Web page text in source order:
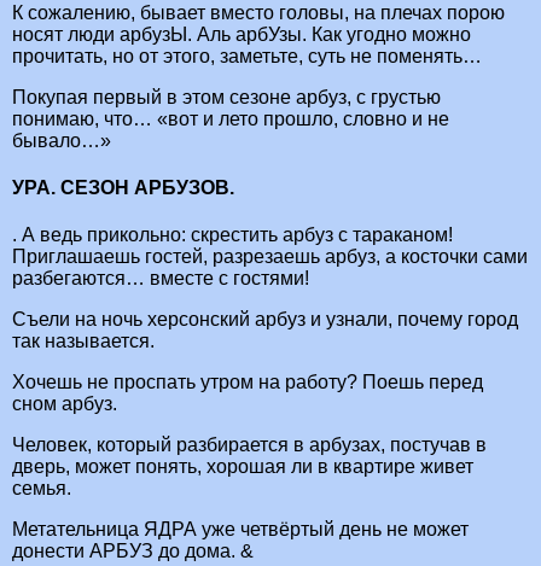
К сожалению, бывает вместо головы, на плечах порою
носят люди арбузЫ. Аль арбУзы. Как угодно можно
прочитать, но от этого, заметьте, суть не поменять…
Покупая первый в этом сезоне арбуз, с грустью
понимаю, что… «вот и лето прошло, словно и не
бывало…»
УРА. СЕЗОН АРБУЗОВ.
. А ведь прикольно: скрестить арбуз с тараканом!
Приглашаешь гостей, разрезаешь арбуз, а косточки сами
разбегаются… вместе с гостями!
Съели на ночь херсонский арбуз и узнали, почему город
так называется.
Хочешь не проспать утром на работу? Поешь перед
сном арбуз.
Человек, который разбирается в арбузах, постучав в
дверь, может понять, хорошая ли в квартире живет
семья.
Метательница ЯДРА уже четвёртый день не может
донести АРБУЗ до дома. &